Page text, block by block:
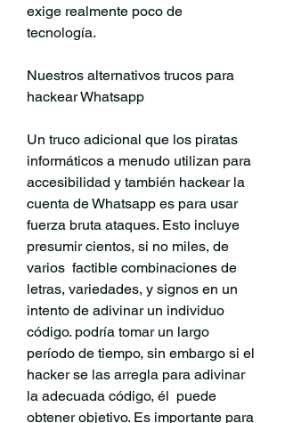
exige realmente poco de
tecnología.
Nuestros alternativos trucos para
hackear Whatsapp
Un truco adicional que los piratas
informáticos a menudo utilizan para
accesibilidad y también hackear la
cuenta de Whatsapp es para usar
fuerza bruta ataques. Esto incluye
presumir cientos, si no miles, de
varios  factible combinaciones de
letras, variedades, y signos en un
intento de adivinar un individuo
código. podría tomar un largo
período de tiempo, sin embargo si el
hacker se las arregla para adivinar
la adecuada código, él  puede
obtener objetivo. Es importante para